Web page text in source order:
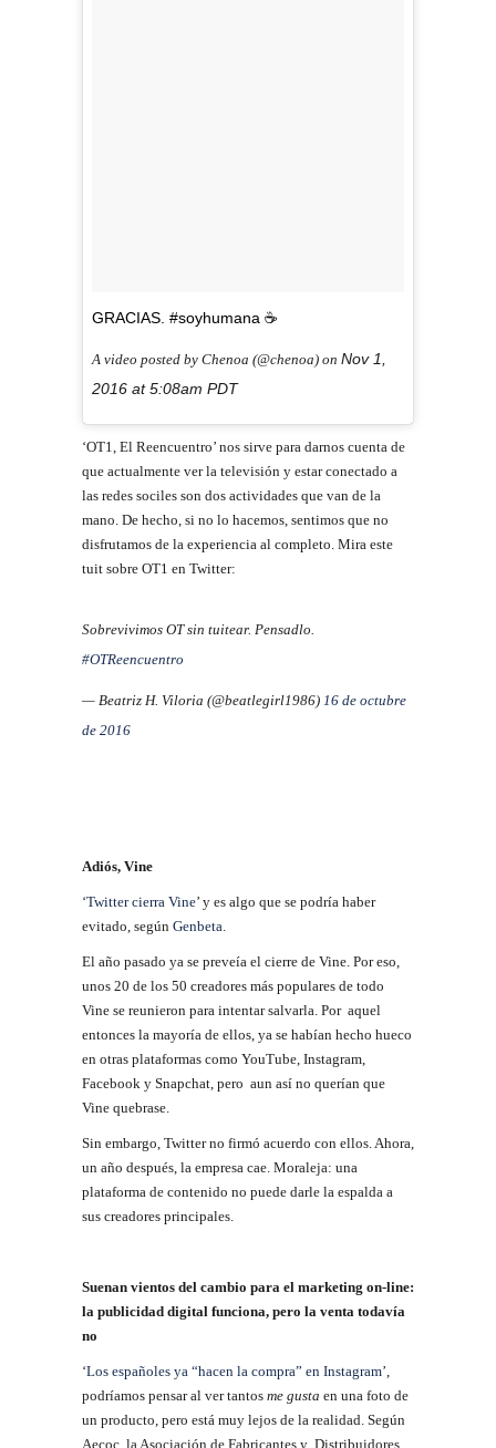
GRACIAS. #soyhumana ☕
A video posted by Chenoa (@chenoa) on Nov 1,
2016 at 5:08am PDT
‘OT1, El Reencuentro’ nos sirve para darnos cuenta de
que actualmente ver la televisión y estar conectado a
las redes sociles son dos actividades que van de la
mano. De hecho, si no lo hacemos, sentimos que no
disfrutamos de la experiencia al completo. Mira este
tuit sobre OT1 en Twitter:
Sobrevivimos OT sin tuitear. Pensadlo.
#OTReencuentro
— Beatriz H. Viloria (@beatlegirl1986) 16 de octubre
de 2016
Adiós, Vine
‘Twitter cierra Vine’ y es algo que se podría haber
evitado, según Genbeta
El año pasado ya se preveía el cierre de Vine. Por eso,
unos 20 de los 50 creadores más populares de todo
Vine se reunieron para intentar salvarla. Por aquel
entonces la mayoría de ellos, ya se habían hecho hueco
en otras plataformas como YouTube, Instagram,
Facebook y Snapchat, pero aun así no querían que
Vine quebrase.
Sin embargo, Twitter no firmó acuerdo con ellos. Ahora,
un año después, la empresa cae. Moraleja: una
plataforma de contenido no puede darle la espalda a
sus creadores principales.
Suenan vientos del cambio para el marketing on-line:
la publicidad digital funciona, pero la venta todavía
no
‘Los españoles ya “hacen la compra” en Instagram’,
podríamos pensar al ver tantos me gusta en una foto de
un producto, pero está muy lejos de la realidad. Según
Aecoc, la Asociación de Fabricantes y Distribuidores,